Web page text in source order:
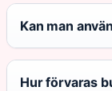
Kan man
Hur förvaras